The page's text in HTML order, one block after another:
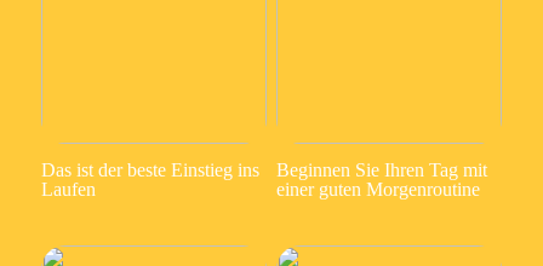
Das ist der beste Einstieg ins
Laufen
Beginnen Sie Ihren Tag mit
einer guten Morgenroutine